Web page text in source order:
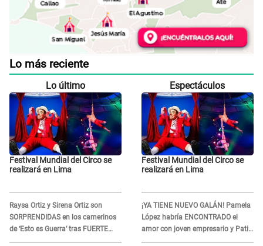
Lo más reciente
Lo último
Festival Mundial del Circo se
realizará en Lima
Raysa Ortiz y Sirena Ortiz son
SORPRENDIDAS en los camerinos
de ‘Esto es Guerra’ tras FUERTE
ENFRENTAMIENTO con Gabriel
Espectáculos
Festival Mundial del Circo se
realizará en Lima
¡YA TIENE NUEVO GALÁN! Pamela
López habría ENCONTRADO el
amor con joven empresario y Pati
Lorena la ECHA en VIVO